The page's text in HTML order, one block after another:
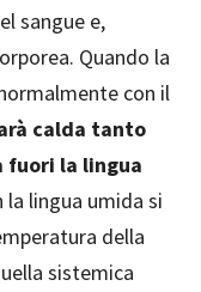
sangue e,
Quando la
con il
calda tanto
fuori la lingua
lingua umida si
della
sistemica